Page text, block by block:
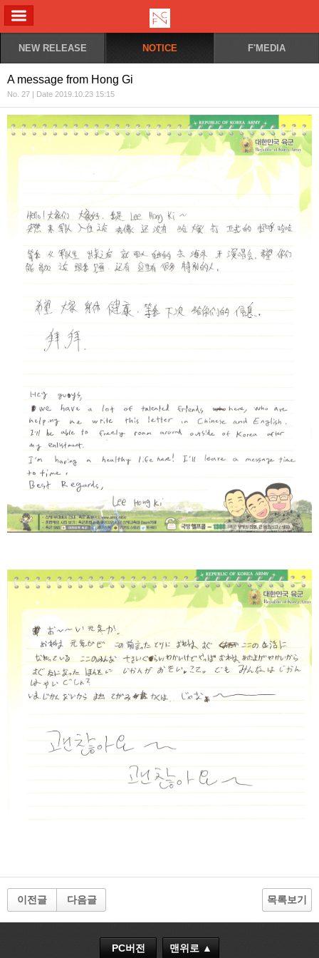
NEW RELEASE NOTICE F'MEDIA
A message from Hong Gi
No. 27 | Date 2019.10.23 15:15
이전글 다음글 목록보기
PC버전 맨위로 ▲